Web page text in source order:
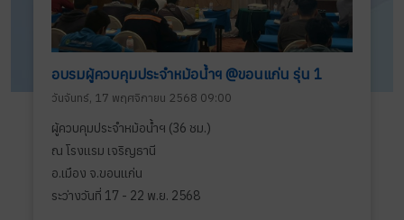
อบรมผู้ควบคุมประจำหม้อน้ำฯ @ขอนแก่น รุ่น 1
วันจันทร์, 17 พฤศจิกายน 2568 09:00
ผู้ควบคุมประจำหม้อน้ำฯ (36 ชม.)
ณ โรงแรม เจริญธานี
อ.เมือง จ.ขอนแก่น
ระว่างวันที่ 17 - 22 พ.ย. 2568